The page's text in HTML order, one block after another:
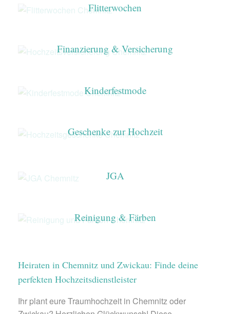
Flitterwochen
Finanzierung & Versicherung
Kinderfestmode
Geschenke zur Hochzeit
JGA
Reinigung & Färben
Heiraten in Chemnitz und Zwickau: Finde deine
perfekten Hochzeitsdienstleister
Ihr plant eure Traumhochzeit in Chemnitz oder